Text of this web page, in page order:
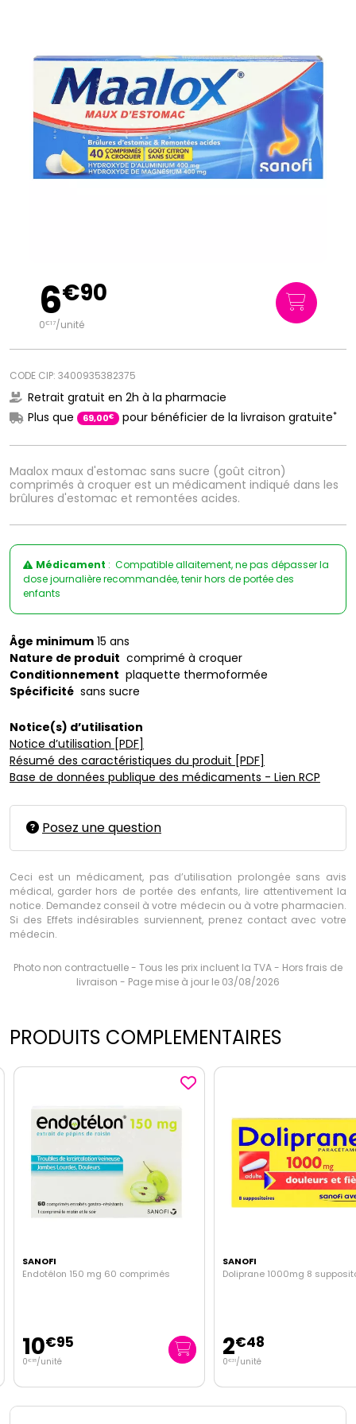
Maalox maux d'estomac sans sucre (goût citron)
comprimés à croquer est un médicament indiqué dans les
brûlures d'estomac et remontées acides.
6€90
0€17/unité
CODE CIP: 3400935382375
Retrait gratuit en 2h à la pharmacie
Plus que
69,00€ pour bénéficier de la livraison gratuite*
Médicament : Compatible allaitement, ne pas dépasser la
dose journalière recommandée, tenir hors de portée des
enfants
Âge minimum 15 ans
Nature de produit comprimé à croquer
Conditionnement plaquette thermoformée
Spécificité sans sucre
Notice(s) d’utilisation
Notice d’utilisation [PDF]
Résumé des caractéristiques du produit [PDF]
Base de données publique des médicaments - Lien RCP
Posez une question
Ceci est un médicament, pas d’utilisation prolongée sans avis
médical, garder hors de portée des enfants, lire attentivement la
notice. Demandez conseil à votre médecin ou à votre pharmacien.
Si des Effets indésirables surviennent, prenez contact avec votre
médecin.
Photo non contractuelle - Tous les prix incluent la TVA - Hors frais de
livraison - Page mise à jour le 03/08/2026
PRODUITS COMPLEMENTAIRES
SANOFI
Endotélon 150 mg 60 comprimés
10€95
0€18/unité
SANOFI
Doliprane 1000mg 8
2€48
0€31/unité